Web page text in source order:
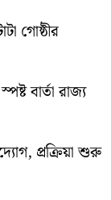
গোষ্ঠীর
বার্তা রাজ্য
প্রক্রিয়া শুরু